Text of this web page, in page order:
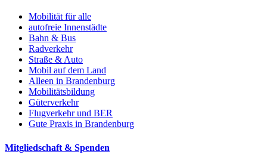
Mobilität für alle
autofreie Innenstädte
Bahn & Bus
Radverkehr
Straße & Auto
Mobil auf dem Land
Alleen in Brandenburg
Mobilitätsbildung
Güterverkehr
Flugverkehr und BER
Gute Praxis in Brandenburg
Mitgliedschaft & Spenden